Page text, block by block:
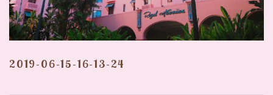
2019-06-15-16-13-24